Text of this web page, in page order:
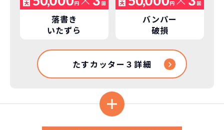
カーリースって結局ローンで買うより高いんで
すよね？
総支払い金額を比べれば一目
瞭然！
圧倒的な安さがお分かりいた
新車に乗りたいけど、まとまったお金がない。
ボーナスも
頭金・ボーナス払い・車検が不要！
月額以外は一切不要の定額料
たしかに安いけど、自分のものにならないんで
しょ？
所有の方がリスクがいっぱい！
3年ごとに新車に乗換えるカ
落書き
いたずら
バンパー
破損
たすカッター３詳細